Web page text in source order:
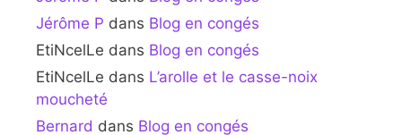
Jérôme P dans Blog en congés
EtiNcelLe dans Blog en congés
EtiNcelLe dans L’arolle et le casse-noix
moucheté
Bernard dans Blog en congés